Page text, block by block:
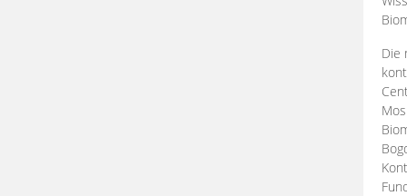
Die